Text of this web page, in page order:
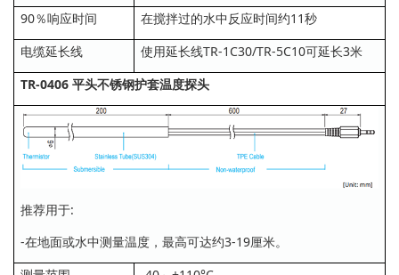
90％响应时间
在搅拌过的水中反应时间约11秒
电缆延长线
使用延长线TR-1C30/TR-5C10可延长3米
TR-0406 平头不锈钢护套温度探头
推荐用于:
-在地面或水中测量温度，最高可达约3-19厘米。